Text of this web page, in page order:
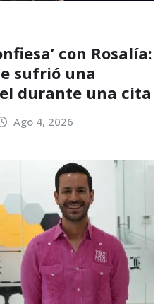
con Rosalía:
sufrió una
durante una cita
Ago 4, 2026